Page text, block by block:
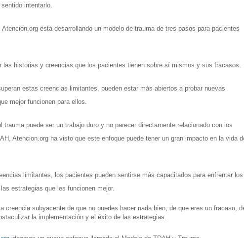
intentarlo.
Atencion.org está desarrollando un modelo de trauma de tres pasos para pacientes
las historias y creencias que los pacientes tienen sobre sí mismos y sus fracasos.
estas creencias limitantes, pueden estar más abiertos a probar nuevas
mejor funcionen para ellos.
trauma puede ser un trabajo duro y no parecer directamente relacionado con los
Atencion.org ha visto que este enfoque puede tener un gran impacto en la vida
limitantes, los pacientes pueden sentirse más capacitados para enfrentar los
estrategias que les funcionen mejor.
creencia subyacente de que no puedes hacer nada bien, de que eres un fracaso,
la implementación y el éxito de las estrategias.